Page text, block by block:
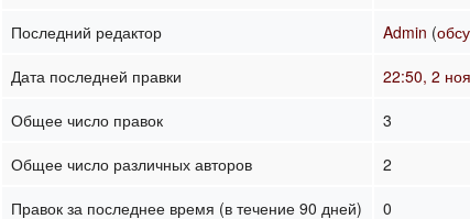
Последний редактор
Admin (
Дата последней правки
22:50, 2
Общее число правок
3
Общее число различных авторов
2
Правок за последнее время (в течение 90 дней)
0